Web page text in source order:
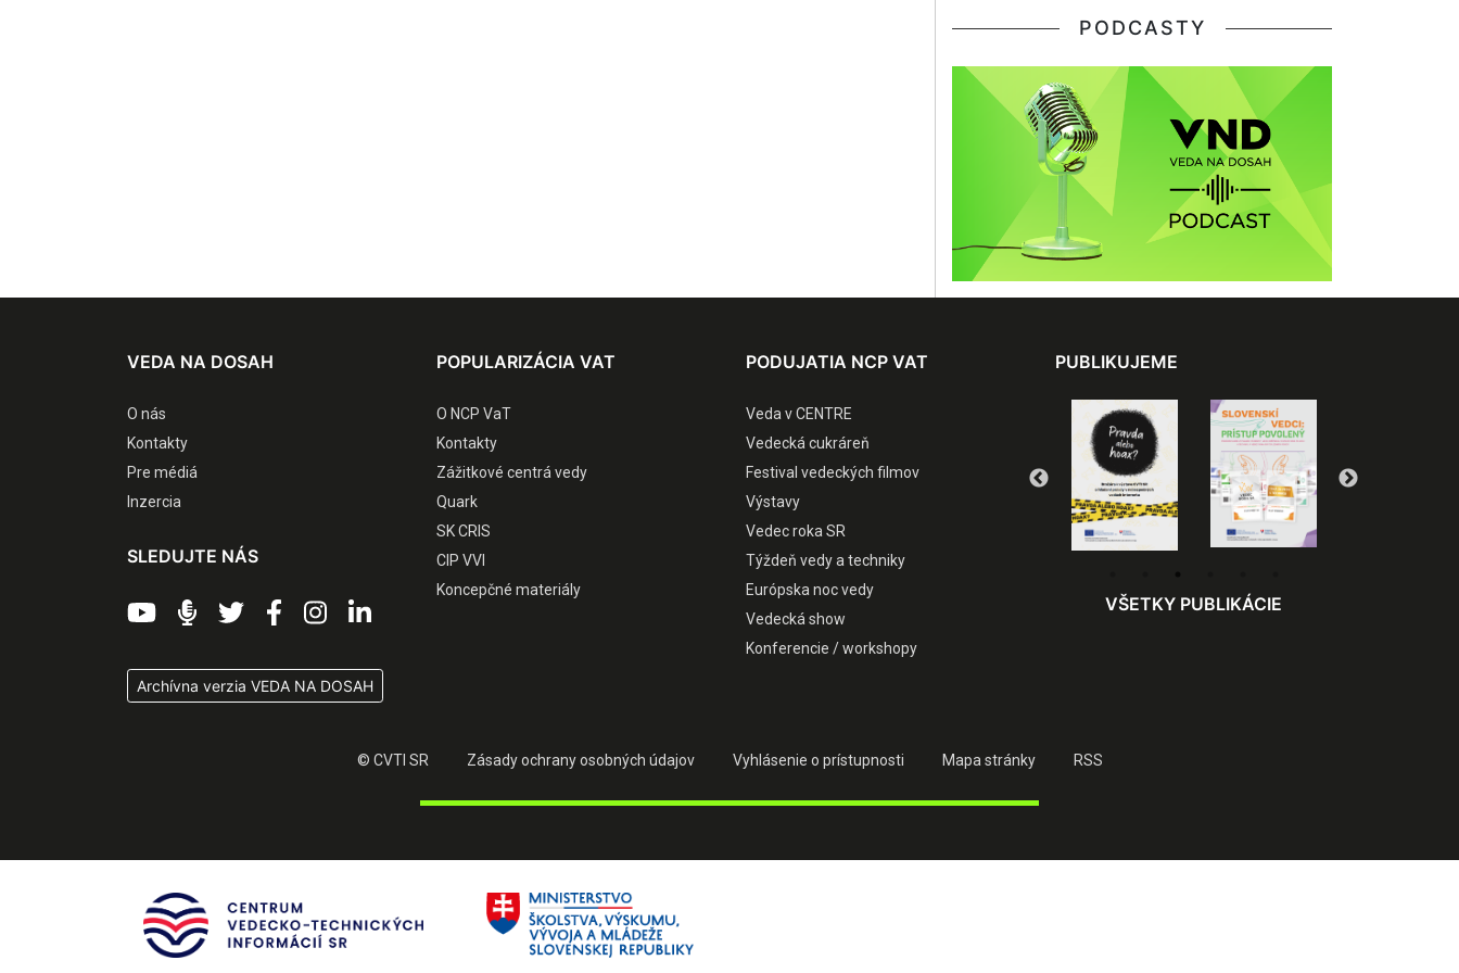
PODCASTY
VEDA NA DOSAH
O nás
Kontakty
Pre médiá
Inzercia
SLEDUJTE NÁS
Archívna verzia VEDA NA DOSAH
POPULARIZÁCIA VAT
O NCP VaT
Kontakty
Zážitkové centrá vedy
Quark
SK CRIS
CIP VVI
Koncepčné materiály
PODUJATIA NCP VAT
Veda v CENTRE
Vedecká cukráreň
Festival vedeckých filmov
Výstavy
Vedec roka SR
Týždeň vedy a techniky
Európska noc vedy
Vedecká show
Konferencie / workshopy
PUBLIKUJEME
VŠETKY PUBLIKÁCIE
© CVTI SR Zásady ochrany osobných údajov Vyhlásenie o prístupnosti Mapa stránky RSS